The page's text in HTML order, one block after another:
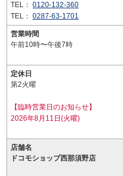
TEL： 0120-132-360
TEL： 0287-63-1701
営業時間
午前10時〜午後7時
定休日
第2火曜
【臨時営業日のお知らせ】
2026年8月11日(火曜)
店舗名
ドコモショップ西那須野店